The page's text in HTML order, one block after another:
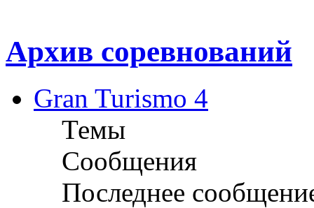
Архив соревнований
Gran Turismo 4
Темы
Сообщения
Последнее